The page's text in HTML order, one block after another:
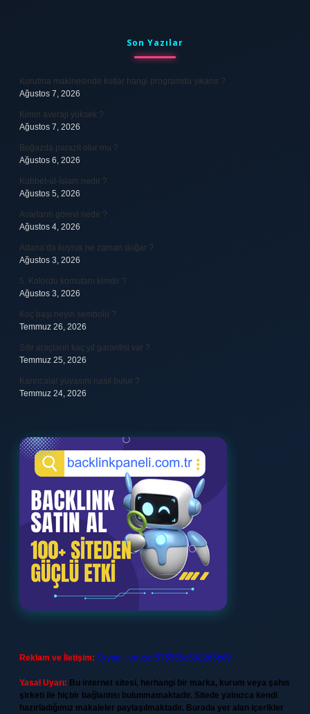
Son Yazılar
Kurutma makinesinde kotlar hangi programda yıkanır ?
Ağustos 7, 2026
Kimin averajı yüksek ?
Ağustos 7, 2026
Boğazda parazit olur mu ?
Ağustos 6, 2026
Kubbet-ül-İslam nedir ?
Ağustos 5, 2026
Avarların görevi nedir ?
Ağustos 4, 2026
Adana’da kuyruk ne zaman doğar ?
Ağustos 3, 2026
5. Kolordu komutanı kimdir ?
Ağustos 3, 2026
Koç başı neyin sembolü ?
Temmuz 26, 2026
Sıfır araçların kaç yıl garantisi var ?
Temmuz 25, 2026
Karıncalar yuvasını nasıl bulur ?
Temmuz 24, 2026
Reklam ve İletişim: Skype: live:.cid.575569c608265c69
Yasal Uyarı: Bu internet sitesi, herhangi bir marka, kurum veya şahıs
şirketi ile hiçbir bağlantısı bulunmamaktadır. Sitede yalnızca kendi
hazırladığımız makaleler paylaşılmaktadır. Burada yer alan içerikler